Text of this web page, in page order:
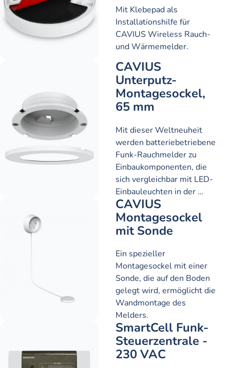
Mit Klebepad als
Installationshilfe für
CAVIUS Wireless Rauch-
und Wärmemelder.
CAVIUS
Unterputz-
Montagesockel,
65 mm
Mit dieser Weltneuheit
werden batteriebetriebene
Funk-Rauchmelder zu
Einbaukomponenten, die
sich vergleichbar mit LED-
Einbauleuchten in der …
CAVIUS
Montagesockel
mit Sonde
Ein spezieller
Montagesockel mit einer
Sonde, die auf den Boden
gelegt wird, ermöglicht die
Wandmontage des
Melders.
SmartCell Funk-
Steuerzentrale -
230 VAC